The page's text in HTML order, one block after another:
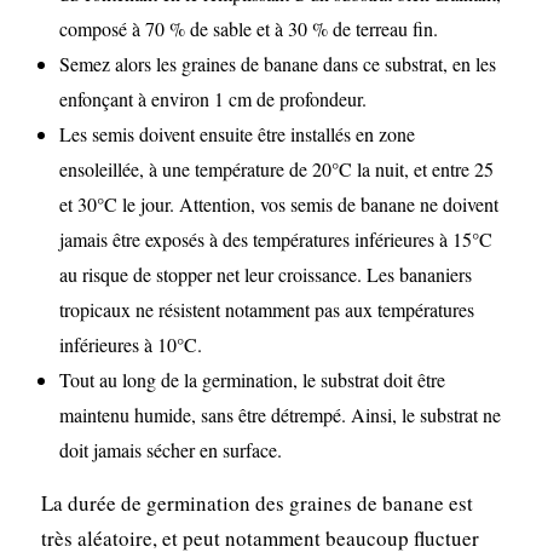
composé à 70 % de sable et à 30 % de terreau fin.
Semez alors les graines de banane dans ce substrat, en les
enfonçant à environ 1 cm de profondeur.
Les semis doivent ensuite être installés en zone
ensoleillée, à une température de 20°C la nuit, et entre 25
et 30°C le jour. Attention, vos semis de banane ne doivent
jamais être exposés à des températures inférieures à 15°C
au risque de stopper net leur croissance. Les bananiers
tropicaux ne résistent notamment pas aux températures
inférieures à 10°C.
Tout au long de la germination, le substrat doit être
maintenu humide, sans être détrempé. Ainsi, le substrat ne
doit jamais sécher en surface.
La durée de germination des graines de banane est
très aléatoire, et peut notamment beaucoup fluctuer